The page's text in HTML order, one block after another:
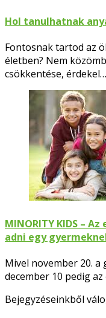
Hol tanulhatnak
Fontosnak tartod az
életben? Nem
csökkentése, érdekel…
MINORITY KIDS –
adni egy
Mivel november 20.
december 10 pedig
Bejegyzéseinkből